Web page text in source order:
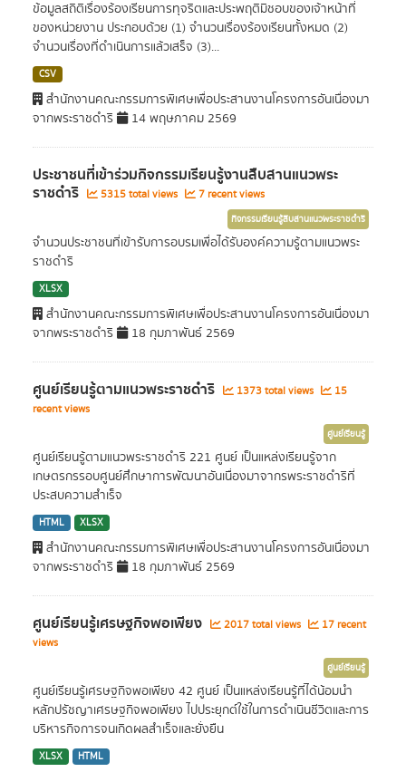
ข้อมูลสถิติเรื่องร้องเรียนการทุจริตและประพฤติมิชอบของเจ้าหน้าที่
ของหน่วยงาน ประกอบด้วย (1) จำนวนเรื่องร้องเรียนทั้งหมด (2)
จำนวนเรื่องที่ดำเนินการแล้วเสร็จ (3)...
CSV
สำนักงานคณะกรรมการพิเศษเพื่อประสานงานโครงการอันเนื่องมา
จากพระราชดำริ
14 พฤษภาคม 2569
ประชาชนที่เข้าร่วมกิจกรรมเรียนรู้งานสืบสานแนวพระ
ราชดำริ 5315 total views 7 recent views
กิจกรรมเรียนรู้สืบสานแนวพระราชดำริ
จำนวนประชาชนที่เข้ารับการอบรมเพื่อได้รับองค์ความรู้ตามแนวพระ
ราชดำริ
XLSX
สำนักงานคณะกรรมการพิเศษเพื่อประสานงานโครงการอันเนื่องมา
จากพระราชดำริ
18 กุมภาพันธ์ 2569
ศูนย์เรียนรู้ตามแนวพระราชดำริ 1373 total views
15
recent views
ศูนย์เรียนรู้
ศูนย์เรียนรู้ตามแนวพระราชดำริ 221 ศูนย์ เป็นแหล่งเรียนรู้จาก
เกษตรกรรอบศูนย์ศึกษาการพัฒนาอันเนื่องมาจากรพระราชดำริที่
ประสบความสำเร็จ
HTML XLSX
สำนักงานคณะกรรมการพิเศษเพื่อประสานงานโครงการอันเนื่องมา
จากพระราชดำริ
18 กุมภาพันธ์ 2569
ศูนย์เรียนรู้เศรษฐกิจพอเพียง 2017 total views
17 recent
views
ศูนย์เรียนรู้
ศูนย์เรียนรู้เศรษฐกิจพอเพียง 42 ศูนย์ เป็นแหล่งเรียนรู้ที่ได้น้อมนำ
หลักปรัชญาเศรษฐกิจพอเพียง ไปประยุกต์ใช้ในการดำเนินชีวิตและการ
บริหารกิจการจนเกิดผลสำเร็จและยั่งยืน
XLSX HTML